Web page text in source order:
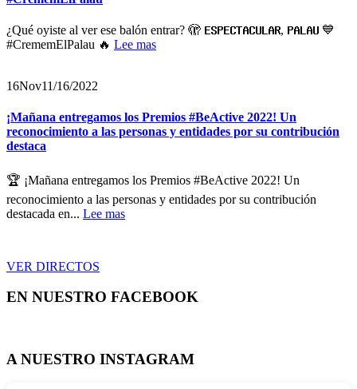
¿Qué oyiste al ver ese balón entrar? 🫣 𝗘𝗦𝗣𝗘𝗖𝗧𝗔𝗖𝗨𝗟𝗔𝗥, 𝗣𝗔𝗟𝗔𝗨 💙
#CrememElPalau 🔥 Lee mas
16Nov11/16/2022
¡Mañana entregamos los Premios #BeActive 2022! Un
reconocimiento a las personas y entidades por su contribución
destaca
🏆 ¡Mañana entregamos los Premios #BeActive 2022! Un
reconocimiento a las personas y entidades por su contribución
destacada en... Lee mas
VER DIRECTOS
EN NUESTRO FACEBOOK
A NUESTRO INSTAGRAM